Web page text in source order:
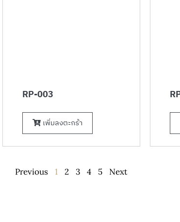
RP-003
เพิ่มลงตะกร้า
Previous 1 2 3 4 5 Next